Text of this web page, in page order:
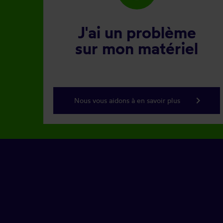
J'ai un problème
sur mon matériel
Nous vous aidons à en savoir plus keyboard_arrow_right